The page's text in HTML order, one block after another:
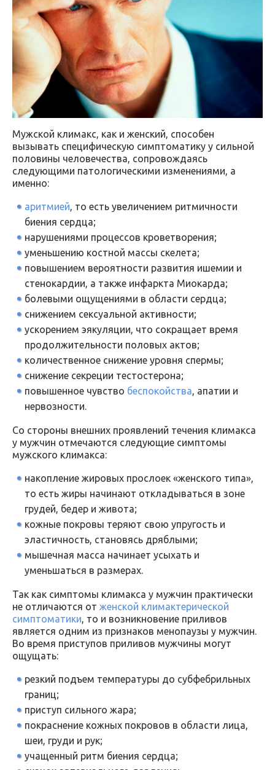
Мужской климакс, как и женский, способен
вызывать специфическую симптоматику у сильной
половины человечества, сопровождаясь
следующими патологическими изменениями, а
именно:
аритмией, то есть увеличением ритмичности
биения сердца;
нарушениями процессов кроветворения;
уменьшению костной массы скелета;
повышением вероятности развития ишемии и
стенокардии, а также инфаркта Миокарда;
болевыми ощущениями в области сердца;
снижением сексуальной активности;
ускорением эякуляции, что сокращает время
продолжительности половых актов;
количественное снижение уровня спермы;
снижение секреции тестостерона;
повышенное чувство беспокойства, апатии и
нервозности.
Со стороны внешних проявлений течения климакса
у мужчин отмечаются следующие симптомы
мужского климакса:
накопление жировых прослоек «женского типа»,
то есть жиры начинают откладываться в зоне
грудей, бедер и живота;
кожные покровы теряют свою упругость и
эластичность, становясь дряблыми;
мышечная масса начинает усыхать и
уменьшаться в размерах.
Так как симптомы климакса у мужчин практически
не отличаются от женской климактерической
симптоматики, то и возникновение приливов
является одним из признаков менопаузы у мужчин.
Во время приступов приливов мужчины могут
ощущать:
резкий подъем температуры до субфебрильных
границ;
приступ сильного жара;
покраснение кожных покровов в области лица,
шеи, груди и рук;
учащенный ритм биения сердца;